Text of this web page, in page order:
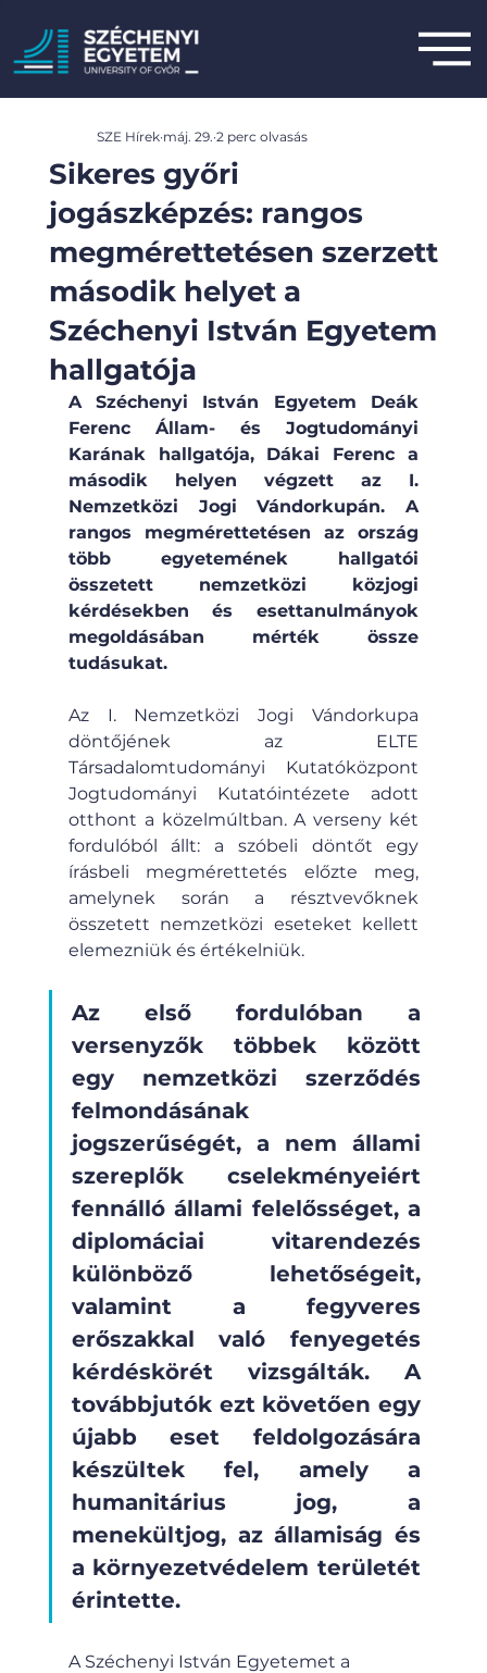
Sikeres győri
jogászképzés: rangos
megmérettetésen szerzett
második helyet a
Széchenyi István Egyetem
hallgatója
SZE Hírek máj. 29. 2 perc olvasás
A Széchenyi István Egyetem Deák
Ferenc Állam- és Jogtudományi
Karának hallgatója, Dákai Ferenc a
második helyen végzett az I.
Nemzetközi Jogi Vándorkupán. A
rangos megmérettetésen az ország
több egyetemének hallgatói
összetett nemzetközi közjogi
kérdésekben és esettanulmányok
megoldásában mérték össze
tudásukat.
Az I. Nemzetközi Jogi Vándorkupa
döntőjének az ELTE
Társadalomtudományi Kutatóközpont
Jogtudományi Kutatóintézete adott
otthont a közelmúltban. A verseny két
fordulóból állt: a szóbeli döntőt egy
írásbeli megmérettetés előzte meg,
amelynek során a résztvevőknek
összetett nemzetközi eseteket kellett
elemezniük és értékelniük.
Az első fordulóban a
versenyzők többek között
egy nemzetközi szerződés
felmondásának
jogszerűségét, a nem állami
szereplők cselekményeiért
fennálló állami felelősséget, a
diplomáciai vitarendezés
különböző lehetőségeit,
valamint a fegyveres
erőszakkal való fenyegetés
kérdéskörét vizsgálták. A
továbbjutók ezt követően egy
újabb eset feldolgozására
készültek fel, amely a
humanitárius jog, a
menekültjog, az államiság és
a környezetvédelem területét
érintette.
A Széchenyi István Egyetemet a